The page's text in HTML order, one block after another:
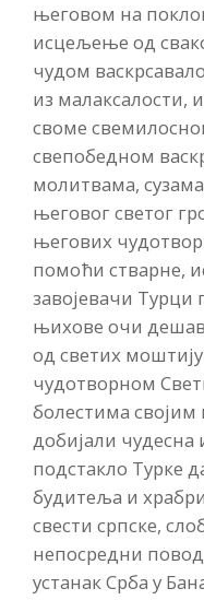
његовом на
исцељење од
чудом
из малаксалости,
своме
свепобедном
молитвама,
његовог светог
његових
помоћи стварне,
завојевачи Турци
њихове очи
од светих
чудотворном
болестима
добијали чудесна
подстакло Турке
будитеља и
свести српске,
непосредни
устанак Срба у